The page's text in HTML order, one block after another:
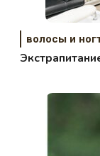
волосы и